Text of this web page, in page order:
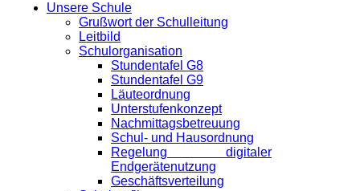
Unsere Schule
Grußwort der Schulleitung
Leitbild
Schulorganisation
Stundentafel G8
Stundentafel G9
Läuteordnung
Unterstufenkonzept
Nachmittagsbetreuung
Schul- und Hausordnung
Regelung digitaler
Endgeräte­nutzung
Geschäftsverteilung